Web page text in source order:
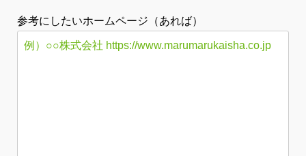
参考にしたいホームページ（あれば）